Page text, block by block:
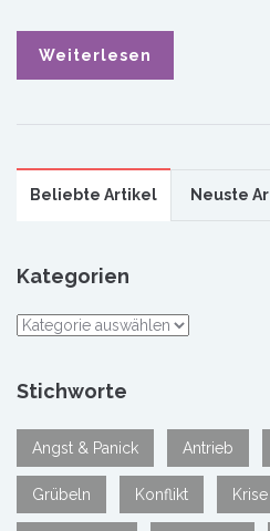
Weiterlesen
Beliebte Artikel Neuste
Kategorien
Kategorien
Stichworte
Angst & Panick Antrieb
Grübeln Konflikt Krise